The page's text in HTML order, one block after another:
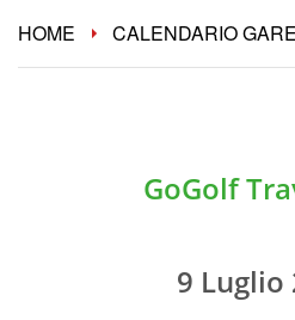
L'AREA DEDICATA
FEE SARÀ DISPONIBILE
HOME CALENDARIO GARE
GoGolf
9 Luglio